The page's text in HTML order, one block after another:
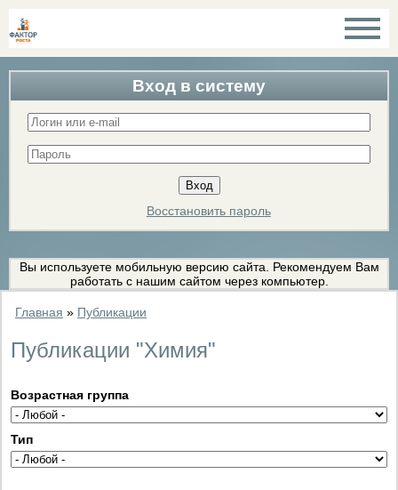
Вход в систему
Восстановить пароль
Вы используете мобильную версию сайта. Рекомендуем Вам
работать с нашим сайтом через компьютер.
Главная » Публикации
Публикации "Химия"
Возрастная группа
Тип